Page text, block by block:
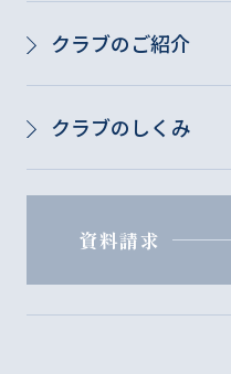
クラブのご紹介
クラブのしくみ
資料請求